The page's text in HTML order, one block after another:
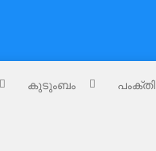
കുടുംബം പംക്തി